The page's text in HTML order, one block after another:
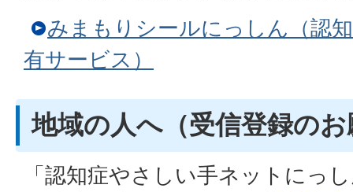
みまもりシールにっしん（認
有サービス）
地域の人へ（受信登録の
「認知症やさしい手ネットにっ